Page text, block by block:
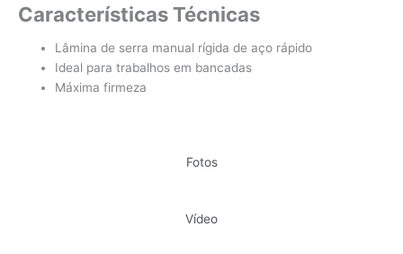
Fotos
Vídeo
Características Técnicas
Lâmina de serra manual rígida de aço rápido
Ideal para trabalhos em bancadas
Máxima firmeza